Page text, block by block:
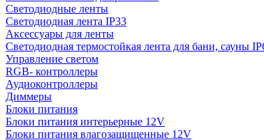
Светодиодные ленты
Светодиодная лента IP33
Аксессуары для ленты
Светодиодная термостойкая лента для бани, сауны
Управление светом
RGB- контроллеры
Аудиоконтроллеры
Диммеры
Блоки питания
Блоки питания интерьерные 12V
Блоки питания влагозащищенные 12V